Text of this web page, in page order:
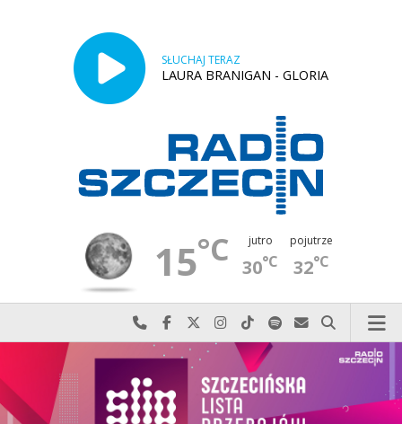
SŁUCHAJ TERAZ
LAURA BRANIGAN - GLORIA
15°C jutro
30°C
pojutrze
32°C
Najlepiej po prostu do nas zadzwoń
Odwiedź nas na Facebook-u
Odwiedź nas na X
Odwiedź nas na Instagram-ie
Odwiedź nas na TikTok-u
Szukaj nas na Spotify
Wyślij do nas
Szukaj